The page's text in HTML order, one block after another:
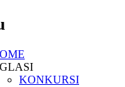
KONKURSI